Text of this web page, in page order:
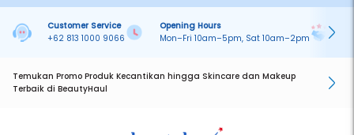
Customer Service
+62 813 1000 9066
Opening Hours
Mon–Fri 10am–5pm, Sat 10am–2pm
Temukan Promo Produk Kecantikan hingga Skincare dan Makeup
Terbaik di BeautyHaul